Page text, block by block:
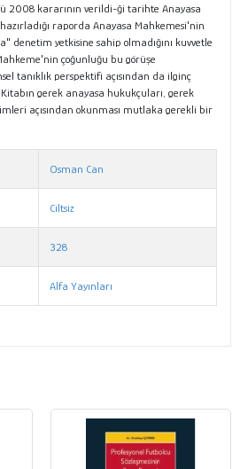
2008 kararının verildi-ği tarihte Anayasa
raporda Anayasa Mahkemesi'nin
denetim yetkisine sahip olmadığını kuvvetle
çoğunluğu bu görüşe
tanıklık perspektifi açısından da ilginç
gerek anayasa hukukçuları, gerek
açısından okunması mutlaka gerekli bir
Osman Can
Ciltsiz
328
Alfa Yayınları